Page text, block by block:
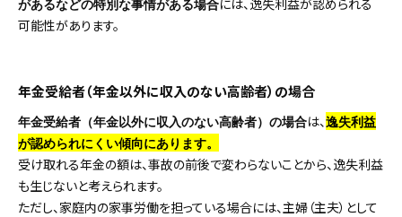
があるなどの特別な事情がある場合
可能性があります。
年金受給者（年金以外に収入のない高齢者）の場合
年金受給者（年金以外に収入のない高齢者）の場合は、 逸失利益
が認められにくい傾向にあります。
受け取れる年金の額は、事故の前後で変わらないことから、逸失利益
も生じないと考えられます。
ただし、家庭内の家事労働を担っている場合には、主婦（主夫）として